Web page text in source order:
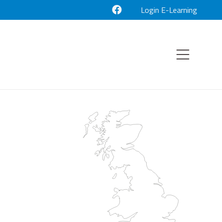
Login E-Learning